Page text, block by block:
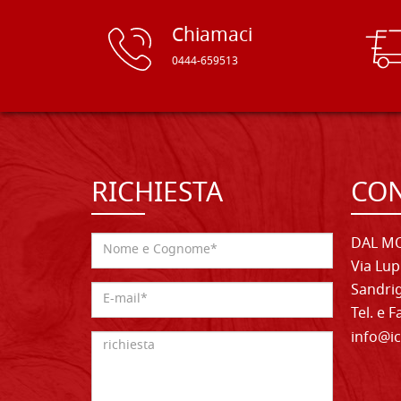
Chiamaci
0444-659513
RICHIESTA
DAL
Via
Tel. e